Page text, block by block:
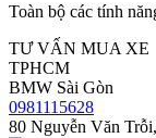
Toàn bộ các tính
TƯ VẤN MUA XE
TPHCM
BMW Sài Gòn
0981115628
80 Nguyễn Văn